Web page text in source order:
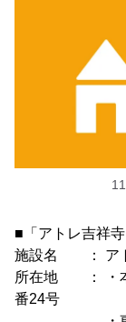
■「アトレ吉祥
施設名 ： ア
所在地 ： ・本
番24号